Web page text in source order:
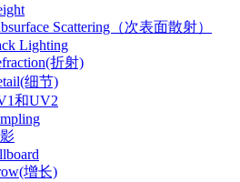
Scattering（次表面散射）
Lighting
折射)
细节)
和UV2
增长)